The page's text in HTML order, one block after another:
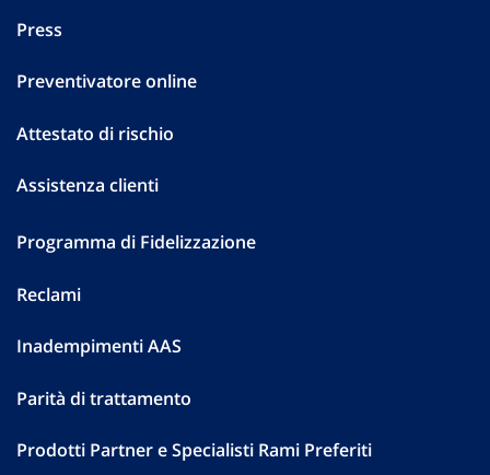
Press
Preventivatore online
Attestato di rischio
Assistenza clienti
Programma di Fidelizzazione
Reclami
Inadempimenti AAS
Parità di trattamento
Prodotti Partner e Specialisti Rami Preferiti